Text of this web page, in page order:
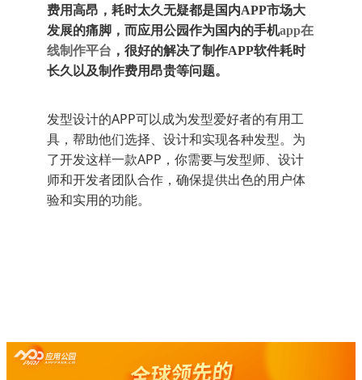
费用高昂，耗时太久无疑都是国内APP市场大
发展的痛脚，而应用公园作为国内的手机app在
线制作平台 ，很好的解决了制作APP软件耗时
长久 以及制作费用昂贵等问题。
发型设计的APP可以成为发型爱好者的有用工
具，帮助他们选择、设计和实现各种发型。为
了开发这样一款APP，你需要与发型师、设计
师和开发者团队合作，确保提供出色的用户体
验和实用的功能。